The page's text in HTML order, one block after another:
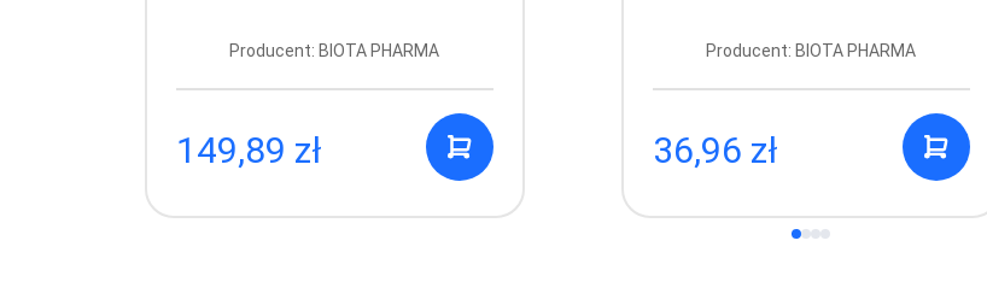
Producent: BIOTA PHARMA
149,89 zł
Producent: BIOTA PHARMA
36,96 zł